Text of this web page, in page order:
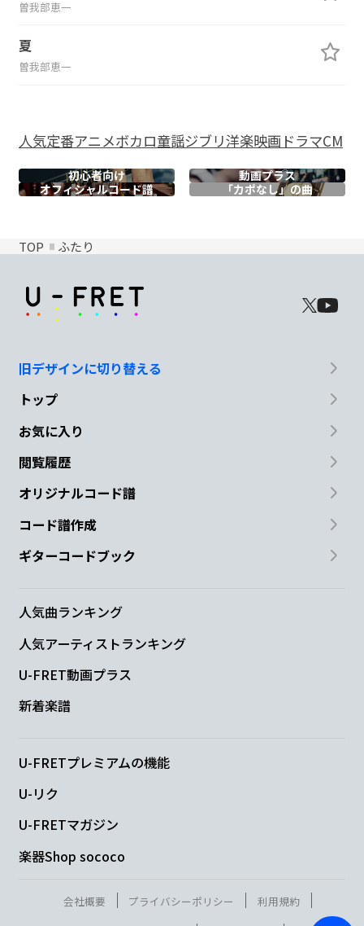
曽我部恵一
夏
曽我部恵一
人気定番アニメボカロ童謡ジブリ洋楽映画ドラマCM
初心者向け
動画プラス
オフィシャルコード譜 「カポなし」の曲
TOP ふたり
旧デザインに切り替える
トップ
お気に入り
閲覧履歴
オリジナルコード譜
コード譜作成
ギターコードブック
人気曲ランキング
人気アーティストランキング
U-FRET動画プラス
新着楽譜
U-FRETプレミアムの機能
U-リク
U-FRETマガジン
楽器Shop sococo
会社概要 プライバシーポリシー
利用規約